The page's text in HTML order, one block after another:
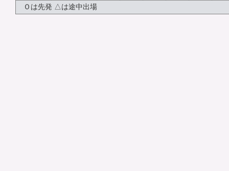
Ｏは先発 △は途中出場